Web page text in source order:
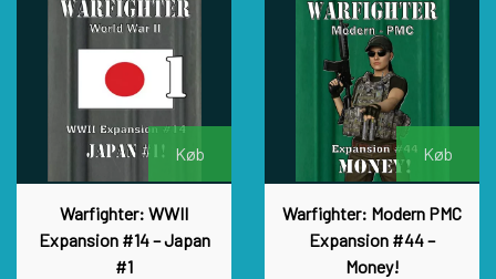
Køb
Warfighter: WWII
Expansion #14 – Japan
#1
Køb
Warfighter: Modern PMC
Expansion #44 –
Money!